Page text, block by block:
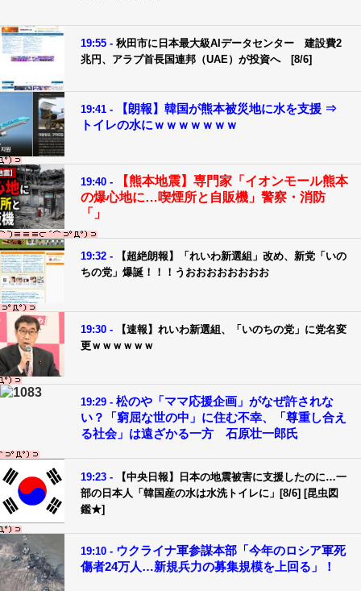
19:55 - 秋田市に日本最大級AIデータセンター 建設費2
兆円、アラブ首長国連邦（UAE）が投資へ [8/6]
19:41 -
【朗報】韓国が熊本被災地に水を支援 ⇒
トイレの水にｗｗｗｗｗｗｗ
19:40 -
【熊本地震】専門家「イオンモール熊本
の爆心地に…喫煙所と自販機」警察・消防
「」
19:32 -
【超絶朗報】「れいわ新選組」改め、新党「いの
ちの党」爆誕！！！うおおおおおおおお
19:30 -
【速報】れいわ新選組、「いのちの党」に党名変
更ｗｗｗｗｗｗ
19:29 - 松のや「ママ応援企画」がなぜ許されな
い？「窮屈な世の中」に住む不幸、「尊重し合え
る社会」は遠ざかる一方 石原壮一郎氏
19:23 -
【中央日報】日本の地震被害に支援したのに…一
部の日本人「韓国産の水は水洗トイレに」[8/6] [昆虫図
鑑★]
19:10 - ウクライナ軍参謀本部「今年のロシア軍死
傷者24万人…新規兵力の募集規模を上回る」！